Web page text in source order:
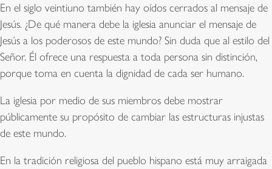
En el siglo veintiuno también hay oídos cerrados al mensaje de
Jesús. ¿De qué manera debe la iglesia anunciar el mensaje de
Jesús a los poderosos de este mundo? Sin duda que al estilo del
Señor. Él ofrece una respuesta a toda persona sin distinción,
porque toma en cuenta la dignidad de cada ser humano.
La iglesia por medio de sus miembros debe mostrar
públicamente su propósito de cambiar las estructuras injustas
de este mundo.
En la tradición religiosa del pueblo hispano está muy arraigada